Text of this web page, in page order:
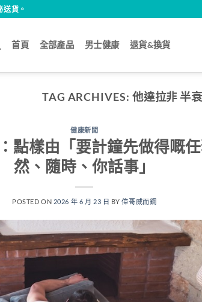
貨。
首頁 全部產品 男士健康 退貨&換貨
TAG ARCHIVES: 他達拉非 半
健康新聞
點樣由「要計鐘先做得嘅
然、隨時、你話事」
POSTED ON 2026 年 6 月 23 日 BY偉哥威而鋼